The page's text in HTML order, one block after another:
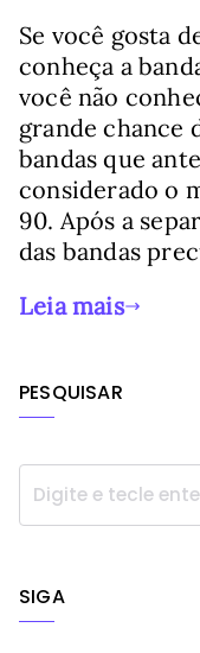
Se você gosta
conheça a
você não
grande chance
bandas que
considerado o
90. Após a
das bandas
Leia mais
PESQUISAR
s
iSIGA